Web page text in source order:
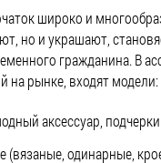
широко и
но и украшают,
гражданина. В
на рынке, входят модели:
аксессуар,
(вязаные, одинарные,